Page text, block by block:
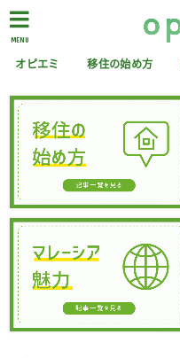
MENU
オピエミ 移住の始め方